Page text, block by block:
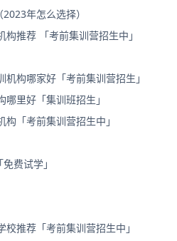
年怎么选择）
推荐 「考前集训营招生中」
构哪家好「考前集训营招生」
里好「集训班招生」
「考前集训营招生中」
费试学」
推荐「考前集训营招生中」